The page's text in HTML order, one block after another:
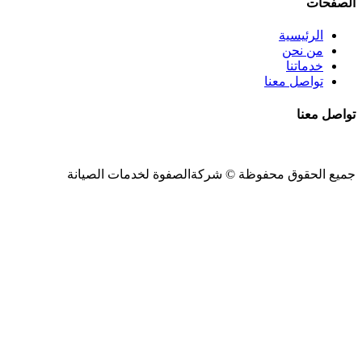
الصفحات
الرئيسية
من نحن
خدماتنا
تواصل معنا
تواصل معنا
جميع الحقوق محفوظة © شركةالصفوة لخدمات الصيانة